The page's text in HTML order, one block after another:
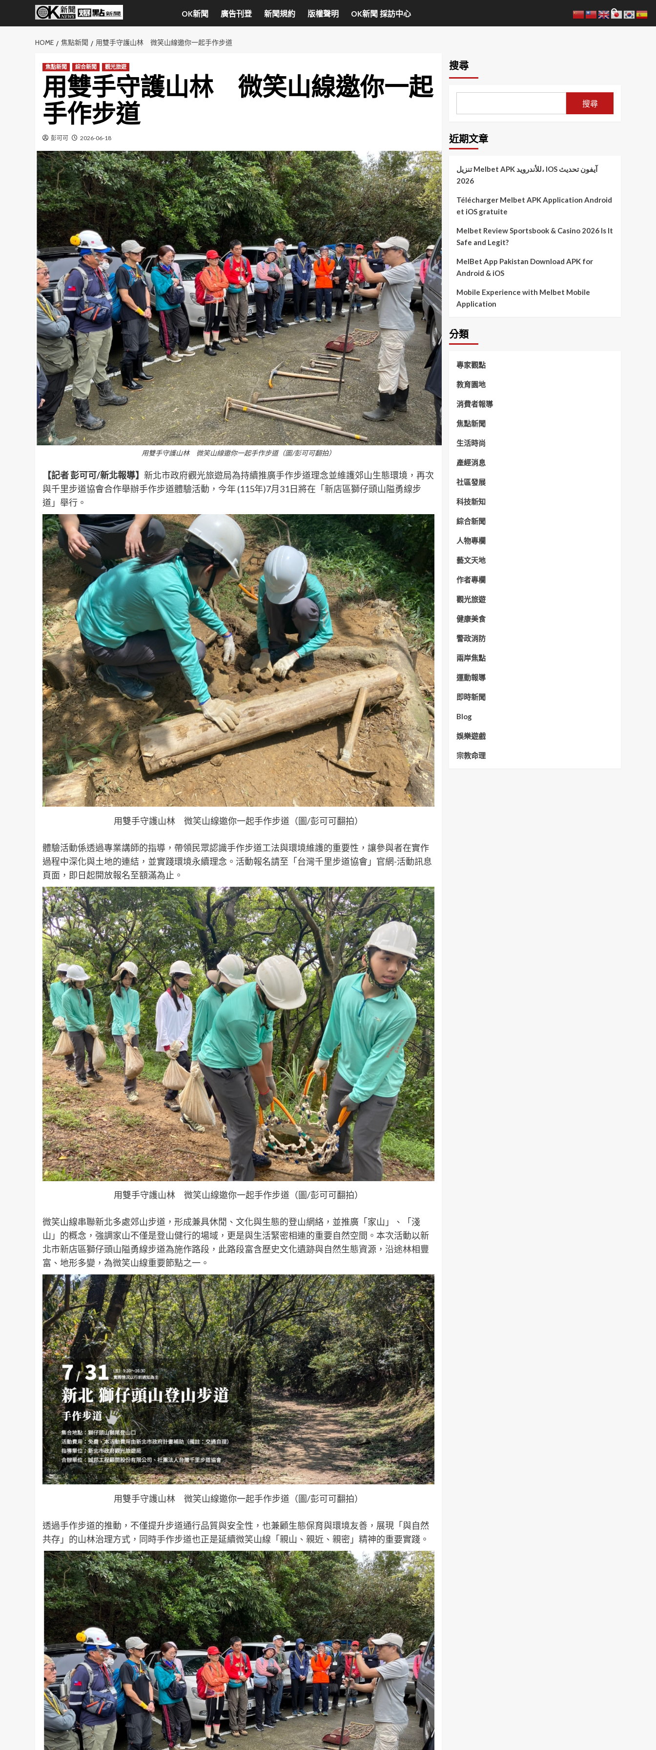
OK新聞 廣告刊登 新聞規約 版權聲明 OK新聞 採訪中心
HOME 焦點新聞 用雙手守護山林 微笑山線邀你一起手作步道
焦點新聞 綜合新聞 觀光旅遊
用雙手守護山林 微笑山線邀你一起
手作步道
彭可可 2026-06-18
用雙手守護山林 微笑山線邀你一起手作步道（圖/彭可可翻拍）
【記者 彭可可/新北報導】 新北市政府觀光旅遊局為持續推廣手作步道理念並維護郊山生態環境，再次
與千里步道協會合作舉辦手作步道體驗活動，今年 (115年)7月31日將在「新店區獅仔頭山隘勇線步
道」舉行。
用雙手守護山林 微笑山線邀你一起手作步道（圖/彭可可翻拍）
體驗活動係透過專業講師的指導，帶領民眾認識手作步道工法與環境維護的重要性，讓參與者在實作
過程中深化與土地的連結，並實踐環境永續理念。活動報名請至「台灣千里步道協會」官網-活動訊息
頁面，即日起開放報名至額滿為止。
用雙手守護山林 微笑山線邀你一起手作步道（圖/彭可可翻拍）
微笑山線串聯新北多處郊山步道，形成兼具休閒、文化與生態的登山網絡，並推廣「家山」、「淺
山」的概念，強調家山不僅是登山健行的場域，更是與生活緊密相連的重要自然空間。本次活動以新
北市新店區獅仔頭山隘勇線步道為施作路段，此路段富含歷史文化遺跡與自然生態資源，沿途林相豐
富、地形多變，為微笑山線重要節點之一。
用雙手守護山林 微笑山線邀你一起手作步道（圖/彭可可翻拍）
透過手作步道的推動，不僅提升步道通行品質與安全性，也兼顧生態保育與環境友善，展現「與自然
共存」的山林治理方式，同時手作步道也正是延續微笑山線「親山、親近、親密」精神的重要實踐。
搜尋
搜尋
近期文章
تنزيل Melbet APK للأندرويد، IOS آيفون تحديث
2026
Télécharger Melbet APK Application Android
et iOS gratuite
Melbet Review Sportsbook & Casino 2026 Is It
Safe and Legit?
MelBet App Pakistan Download APK for
Android & iOS
Mobile Experience with Melbet Mobile
Application
分類
專家觀點
教育園地
消費者報導
焦點新聞
生活時尚
產經消息
社區發展
科技新知
綜合新聞
人物專欄
藝文天地
作者專欄
觀光旅遊
健康美食
警政消防
兩岸焦點
運動報導
即時新聞
Blog
娛樂遊戲
宗教命理